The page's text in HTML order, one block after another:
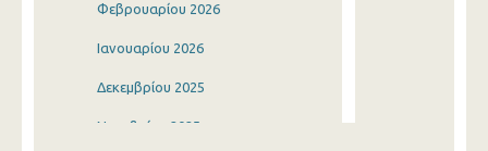
Φεβρουαρίου 2026
Ιανουαρίου 2026
Δεκεμβρίου 2025
Νοεμβρίου 2025